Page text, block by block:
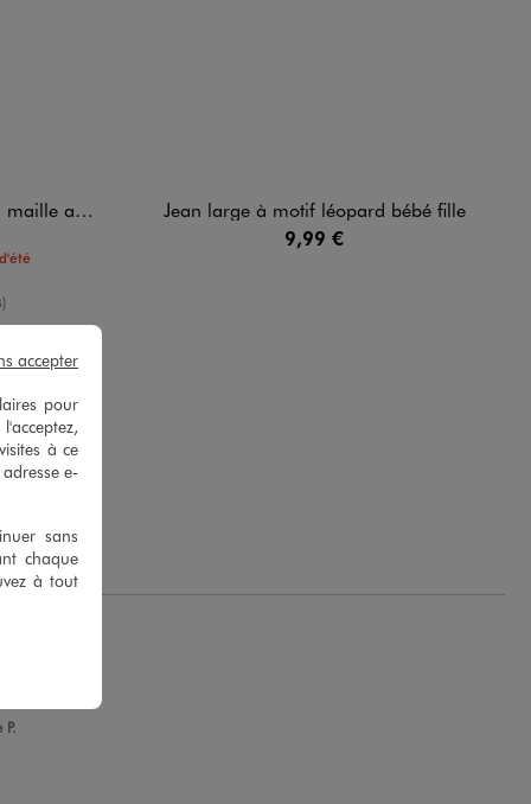
bébé fille
Jean large à motif léopard bébé fille
9,99 €
pour
à ce
e-
sans
chaque
à tout
accepter